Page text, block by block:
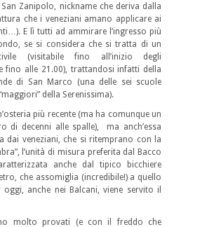
Zanipolo, nickname che deriva dalla
che i veneziani amano applicare ai
E lì tutti ad ammirare l’ingresso più
se si considera che si tratta di un
(visitabile fino all’inizio degli
fino alle 21.00), trattandosi infatti della
di San Marco (una delle sei scuole
della Serenissima).
più recente (ma ha comunque un
di decenni alle spalle), ma anch’essa
dai veneziani, che si ritemprano con la
l’unità di misura preferita dal Bacco
anche dal tipico bicchiere
che assomiglia (incredibile!) a quello
anche nei Balcani, viene servito il
molto provati (e con il freddo che